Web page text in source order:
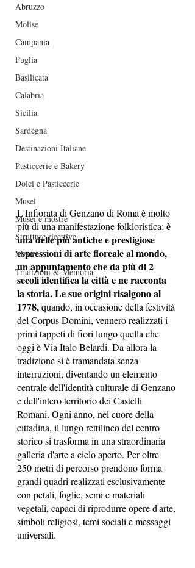
Abruzzo
Molise
Campania
Puglia
Basilicata
Calabria
Sicilia
Sardegna
Destinazioni Italiane
Pasticcerie e Bakery
Dolci e Pasticcerie
Musei
Musei e mostre
Strutture ricettive
Mostre
Tradizioni & Memoria
L'Infiorata di Genzano di Roma è molto
più di una manifestazione folkloristica: è
una delle più antiche e prestigiose
espressioni di arte floreale al mondo,
un appuntamento che da più di 2
secoli identifica la città e ne racconta
la storia. Le sue origini risalgono al
1778, quando, in occasione della festività
del Corpus Domini, vennero realizzati i
primi tappeti di fiori lungo quella che
oggi è Via Italo Belardi. Da allora la
tradizione si è tramandata senza
interruzioni, diventando un elemento
centrale dell'identità culturale di Genzano
e dell'intero territorio dei Castelli
Romani. Ogni anno, nel cuore della
cittadina, il lungo rettilineo del centro
storico si trasforma in una straordinaria
galleria d'arte a cielo aperto. Per oltre
250 metri di percorso prendono forma
grandi quadri realizzati esclusivamente
con petali, foglie, semi e materiali
vegetali, capaci di riprodurre opere d'arte,
simboli religiosi, temi sociali e messaggi
universali.